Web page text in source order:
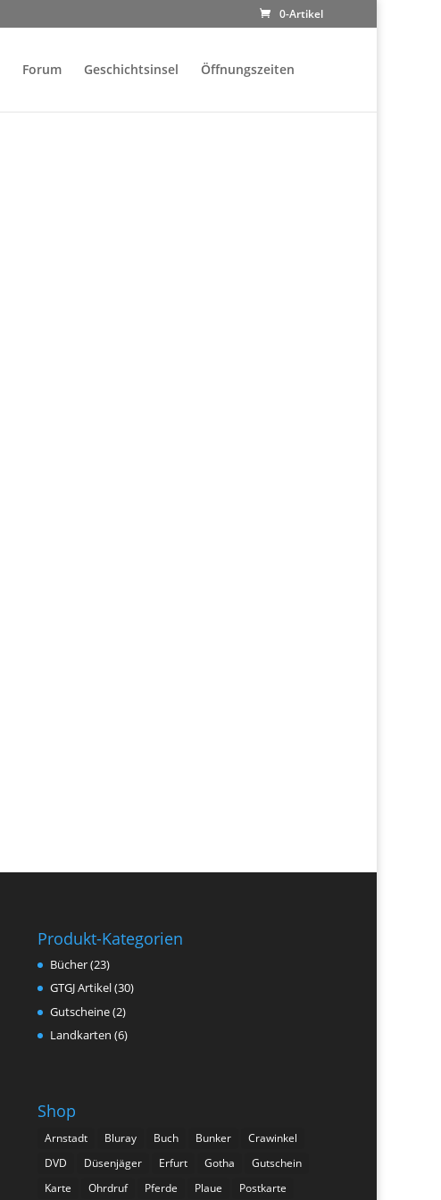
0-Artikel
Forum Geschichtsinsel Öffnungszeiten
Produkt-Kategorien
Bücher(23)
GTGJ Artikel(30)
Gutscheine(2)
Landkarten (6)
Shop
Arnstadt Bluray Buch Bunker
Crawinkel
DVD
Düsenjäger Erfurt Gotha
Gutschein
Karte
Ohrdruf Pferde Plaue Postkarte